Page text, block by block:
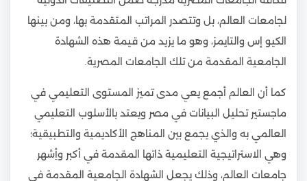
لجامعات العالم، بل وتتصدر المراتب المتقدمة بها، ومن بينها
الكيو إس والتايمز، وهو ما يزيد من قيمة هذه الشهادة
الجامعية المقدمة من تلك الجامعات المصرية.
كما أن العالم أجمع يعي مدى تميز المستوى التعليمي في
ماجستير تحليل البيانات في مصر ويعتد بالأسلوب التعليمي
العالمي به والذي يجمع بين المناهج الأكاديمية والتطبيقية؛
وهي الاستراتيجية التعليمية ذاتها المقدمة في أكبر وأِشهر
جامعات العالم، وذلك يجعل الشهادة الجامعية المقدمة في